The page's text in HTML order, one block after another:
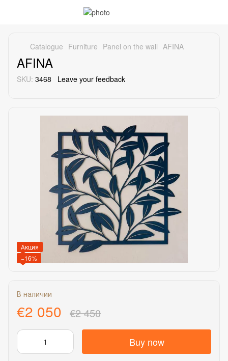
Catalogue Furniture Panel on the wall AFINA
AFINA
SKU: 3468 Leave your feedback
Акция
−16%
В наличии
€2 050 €2 450
Buy now